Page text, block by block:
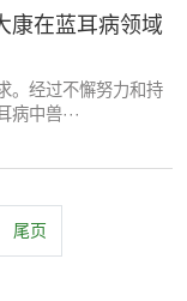
康在蓝耳病领域
。经过不懈努力和持
中兽···
尾页